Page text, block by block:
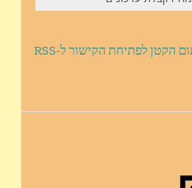
לחצו על הסמל הכתום הקטן לפתיחת הקישור ל-RSS